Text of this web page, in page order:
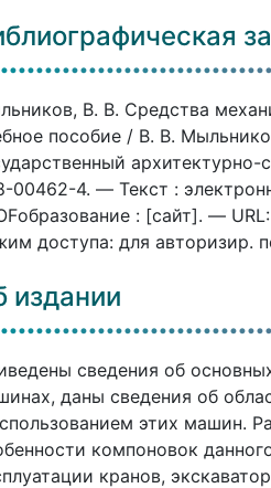
В. В. Средства
пособие / В. В.
00462-4. — Текст :
: [сайт]. —
доступа: для авторизир.
издании
сведения об
даны сведения об
этих машин.
компоновок
кранов,